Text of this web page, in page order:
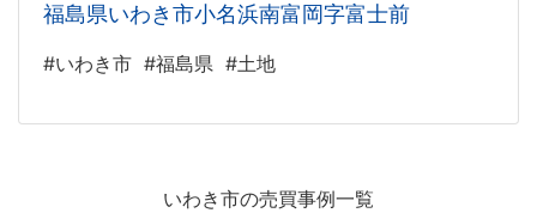
福島県いわき市小名浜南富岡字富士前
#いわき市 #福島県 #土地
いわき市の売買事例一覧